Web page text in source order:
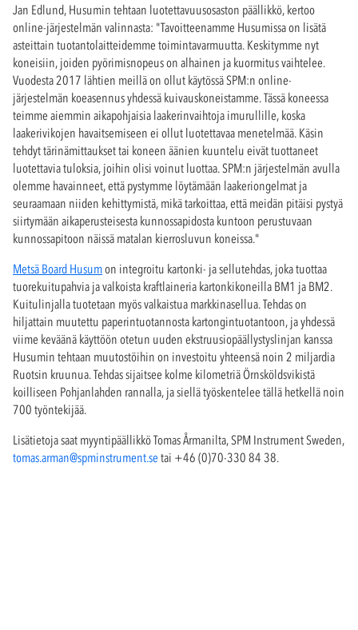
Jan Edlund, Husumin tehtaan luotettavuusosaston päällikkö, kertoo
online-järjestelmän valinnasta: "Tavoitteenamme Husumissa on lisätä
asteittain tuotantolaitteidemme toimintavarmuutta. Keskitymme nyt
koneisiin, joiden pyörimisnopeus on alhainen ja kuormitus vaihtelee.
Vuodesta 2017 lähtien meillä on ollut käytössä SPM:n online-
järjestelmän koeasennus yhdessä kuivauskoneistamme. Tässä koneessa
teimme aiemmin aikapohjaisia laakerinvaihtoja imurullille, koska
laakerivikojen havaitsemiseen ei ollut luotettavaa menetelmää. Käsin
tehdyt tärinämittaukset tai koneen äänien kuuntelu eivät tuottaneet
luotettavia tuloksia, joihin olisi voinut luottaa. SPM:n järjestelmän avulla
olemme havainneet, että pystymme löytämään laakeriongelmat ja
seuraamaan niiden kehittymistä, mikä tarkoittaa, että meidän pitäisi pystyä
siirtymään aikaperusteisesta kunnossapidosta kuntoon perustuvaan
kunnossapitoon näissä matalan kierrosluvun koneissa."
Metsä Board Husumon integroitu kartonki- ja sellutehdas, joka tuottaa
tuorekuitupahvia ja valkoista kraftlaineria kartonkikoneilla BM1 ja BM2.
Kuitulinjalla tuotetaan myös valkaistua markkinasellua. Tehdas on
hiljattain muutettu paperintuotannosta kartongintuotantoon, ja yhdessä
viime keväänä käyttöön otetun uuden ekstruusiopäällystyslinjan kanssa
Husumin tehtaan muutostöihin on investoitu yhteensä noin 2 miljardia
Ruotsin kruunua. Tehdas sijaitsee kolme kilometriä Örnsköldsvikistä
koilliseen Pohjanlahden rannalla, ja siellä työskentelee tällä hetkellä noin
700 työntekijää.
Lisätietoja saat myyntipäällikkö Tomas Årmanilta, SPM Instrument Sweden,
tomas.arman@spminstrument.se tai +46 (0)70-330 84 38.